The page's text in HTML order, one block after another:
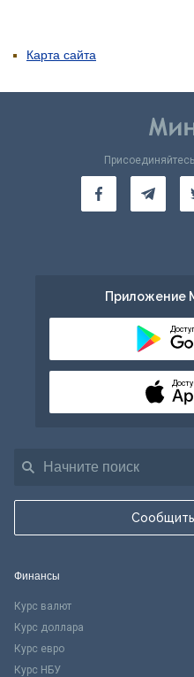
Карта сайта
Приложение
Финансы
Курс валют
Курс доллара
Курс евро
Курс НБУ